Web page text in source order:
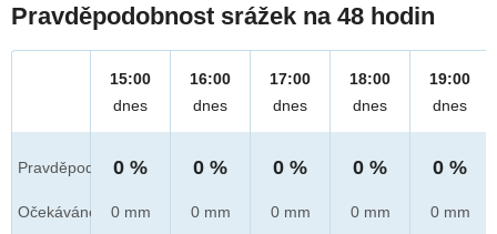
Pravděpodobnost srážek na 48 hodin
Pravděpod.
Očekáváno
15:00
dnes
0 %
0 mm
16:00
dnes
0 %
0 mm
17:00
dnes
0 %
0 mm
18:00
dnes
0 %
0 mm
19:00
dnes
0 %
0 mm